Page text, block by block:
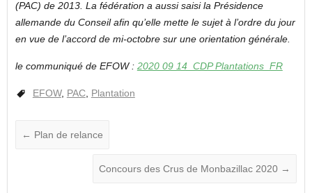
(PAC) de 2013. La fédération a aussi saisi la Présidence
allemande du Conseil afin qu’elle mette le sujet à l’ordre du jour
en vue de l’accord de mi-octobre sur une orientation générale.
le communiqué de EFOW : 2020 09 14_CDP Plantations_FR
EFOW, PAC, Plantation
← Plan de relance
Concours des Crus de Monbazillac 2020 →